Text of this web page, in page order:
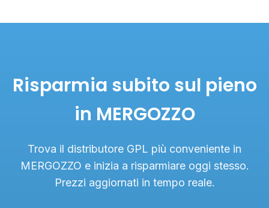
Risparmia subito sul pieno
in MERGOZZO
Trova il distributore GPL più conveniente in
MERGOZZO e inizia a risparmiare oggi stesso.
Prezzi aggiornati in tempo reale.